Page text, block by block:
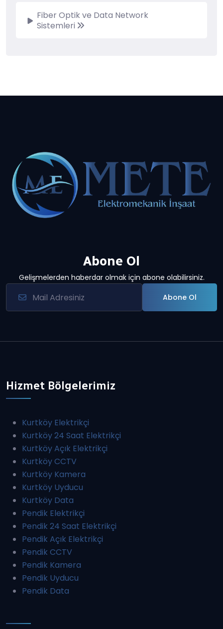
Fiber Optik ve Data Network
Sistemleri
Abone Ol
Gelişmelerden haberdar olmak için abone olabilirsiniz.
Abone Ol
Hizmet Bölgelerimiz
Kurtköy Elektrikçi
Kurtköy 24 Saat Elektrikçi
Kurtköy Açık Elektrikçi
Kurtköy CCTV
Kurtköy Kamera
Kurtköy Uyducu
Kurtköy Data
Pendik Elektrikçi
Pendik 24 Saat Elektrikçi
Pendik Açık Elektrikçi
Pendik CCTV
Pendik Kamera
Pendik Uyducu
Pendik Data